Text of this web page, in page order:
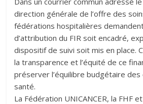
direction générale de l’offre des
fédérations hospitalières
d’attribution du FIR soit encadré,
dispositif de suivi soit mis en place.
la transparence et l’équité de ce
préserver l’équilibre budgétaire
santé.
La Fédération UNICANCER, la FHF